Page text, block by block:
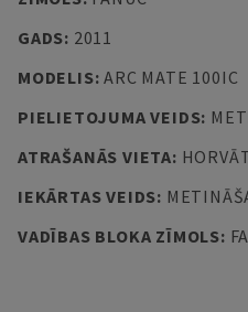
GADS: 2011
MODELIS:ARC MATE 100IC
PIELIETOJUMA VEIDS:
ATRAŠANĀS VIETA:
IEKĀRTAS VEIDS:
VADĪBAS BLOKA ZĪMOLS: